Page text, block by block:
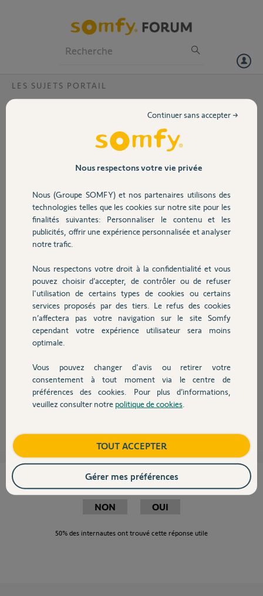
Volet
Sécurité
Domotique
Chauffage
Autres produits
Devis avec un pro
Contact
LES SUJETS PORTAIL
Motorisation Evolvia 400 sur
Est il possible de monter un automatisme de portail sur la traverse la
plus basse d'un portail en aluminium ? n'y a t'il pas de probleme
d'etancheite a faire cela ? le produit est il prevu pour ?
MERCI
julien B.
il y a presque 13 ans
Participer au fil de discussion
Bonjour Julien,
Nous vous informons que nous déconseillons le placement des moteurs
sur la traverse la plus basse d'un portail une seule raison, c'est qu'avec le
problème d'étanchéité, toutefois, ce dernier ne doit pas être immergé.
Bonne journée,
Cette réponse vous a-t-elle aidé ?
NON OUI
50% des internautes ont trouvé cette réponse utile
Nous respectons votre vie privée
Nous (Groupe SOMFY) et nos partenaires utilisons des
technologies telles que les cookies sur notre site pour les
finalités suivantes: Personnaliser le contenu et les
publicités, offrir une expérience personnalisée et analyser
notre trafic.
Nous respectons votre droit à la confidentialité et vous
pouvez choisir d’accepter, de contrôler ou de refuser
l'utilisation de certains types de cookies ou certains
services proposés par des tiers. Le refus des cookies
n’affectera pas votre navigation sur le site Somfy
cependant votre expérience utilisateur sera moins
optimale.
Vous pouvez changer d'avis ou retirer votre
consentement à tout moment via le centre de
préférences des cookies. Pour plus d’informations,
veuillez consulter notre politique de cookies
Continuer sans accepter →
TOUT ACCEPTER
Gérer mes préférences